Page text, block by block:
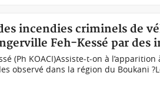
incendies criminels de
Feh-Kessé par des
(Ph KOACI)Assiste-t-on à
observé dans la région du Boukani